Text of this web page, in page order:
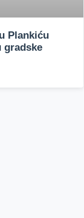
Plankiću
gradske